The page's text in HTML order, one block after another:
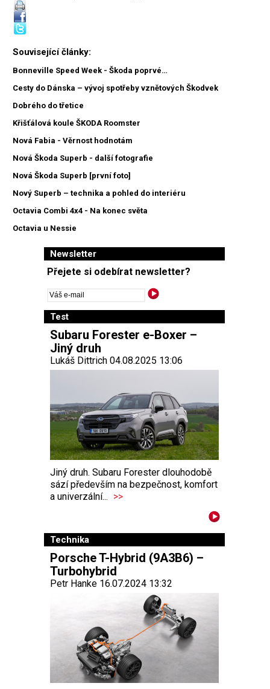
Související články:
Bonneville Speed Week - Škoda poprvé…
Cesty do Dánska – vývoj spotřeby vznětových Škodvek
Dobrého do třetice
Křišťálová koule ŠKODA Roomster
Nová Fabia - Věrnost hodnotám
Nová Škoda Superb - další fotografie
Nová Škoda Superb [první foto]
Nový Superb – technika a pohled do interiéru
Octavia Combi 4x4 - Na konec světa
Octavia u Nessie
Newsletter
Přejete si odebírat newsletter?
Test
Subaru Forester e-Boxer –
Jiný druh
Lukáš Dittrich 04.08.2025 13:06
Jiný druh. Subaru Forester dlouhodobě
sází především na bezpečnost, komfort
a univerzální... >>
Technika
Porsche T-Hybrid (9A3B6) –
Turbohybrid
Petr Hanke 16.07.2024 13:32